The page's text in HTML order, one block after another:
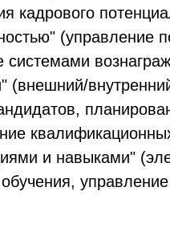
кадрового
(управление
системами
(внешний/
и навыками"